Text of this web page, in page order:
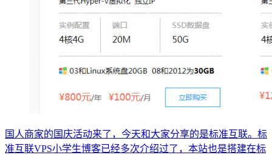
国人商家的国庆活动来了，今天和大家分享的是标准互联。标
准互联VPS小学生博客已经多次介绍过了，本站也是搭建在标